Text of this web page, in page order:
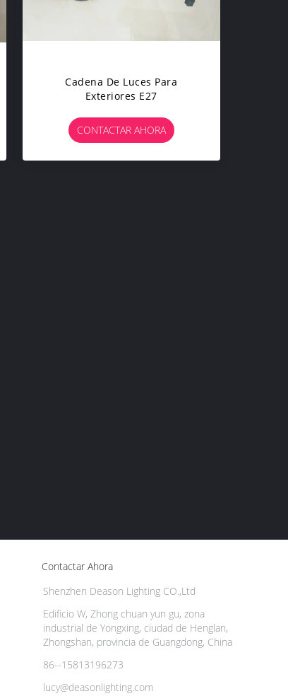
Cadena De Luces Para
Exteriores E27
CONTACTAR AHORA
Contactar Ahora
Shenzhen Deason Lighting CO.,Ltd
Edificio W, Zhong chuan yun gu, zona
industrial de Yongxing, ciudad de Henglan,
Zhongshan, provincia de Guangdong, China
86--15813196273
lucy@deasonlighting.com